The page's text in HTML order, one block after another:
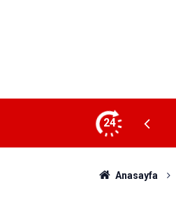
24
heyetini ağırladı
Anasayfa